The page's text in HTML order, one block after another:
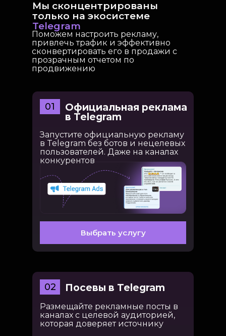
Мы сконцентрированы
только на экосистеме
Telegram
Поможем настроить рекламу,
привлечь трафик и эффективно
сконвертировать его в продажи с
прозрачным отчетом по
продвижению
02 Посевы в Telegram
Размещайте рекламные посты в
каналах с целевой аудиторией,
которая доверяет источнику
01
Официальная реклама
в Telegram
Запустите официальную рекламу
в Telegram без ботов и нецелевых
пользователей. Даже на каналах
конкурентов
Выбрать услугу